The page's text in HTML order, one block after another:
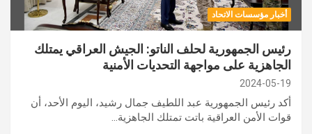
أخبار مؤسسات الاتحاد
رئيس الجمهورية لحلف الناتو: الجيش العراقي يمتلك
الجاهزية على مواجهة التحديات الأمنية
2024-05-19
أكد رئيس الجمهورية عبد اللطيف جمال رشيد، اليوم الأحد، أن
قوات الأمن العراقية باتت تمتلك الجاهزية…